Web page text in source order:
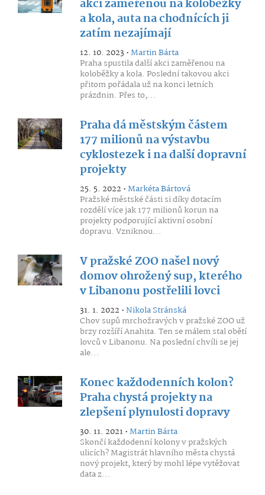
akci zaměřenou na koloběžky
a kola, auta na chodnících ji
zatím nezajímají
12. 10. 2023 •Martin Bárta
Praha spustila další akci zaměřenou na
koloběžky a kola. Poslední takovou akci
přitom pořádala už na konci letních
prázdnin. Přes to,...
Praha dá městským částem
177 milionů na výstavbu
cyklostezek i na další dopravní
projekty
25. 5. 2022 •Markéta Bártová
Pražské městské části si díky dotacím
rozdělí více jak 177 milionů korun na
projekty podporující aktivní osobní
dopravu. Vzniknou...
V pražské ZOO našel nový
domov ohrožený sup, kterého
v Libanonu postřelili lovci
31. 1. 2022 •Nikola Stránská
Chov supů mrchožravých v pražské ZOO už
brzy rozšíří Anahita. Ten se málem stal obětí
lovců v Libanonu. Na poslední chvíli se jej
ale...
Konec každodenních kolon?
Praha chystá projekty na
zlepšení plynulosti dopravy
30. 11. 2021 •Martin Bárta
Skončí každodenní kolony v pražských
ulicích? Magistrát hlavního města chystá
nový projekt, který by mohl lépe vytěžovat
data z...